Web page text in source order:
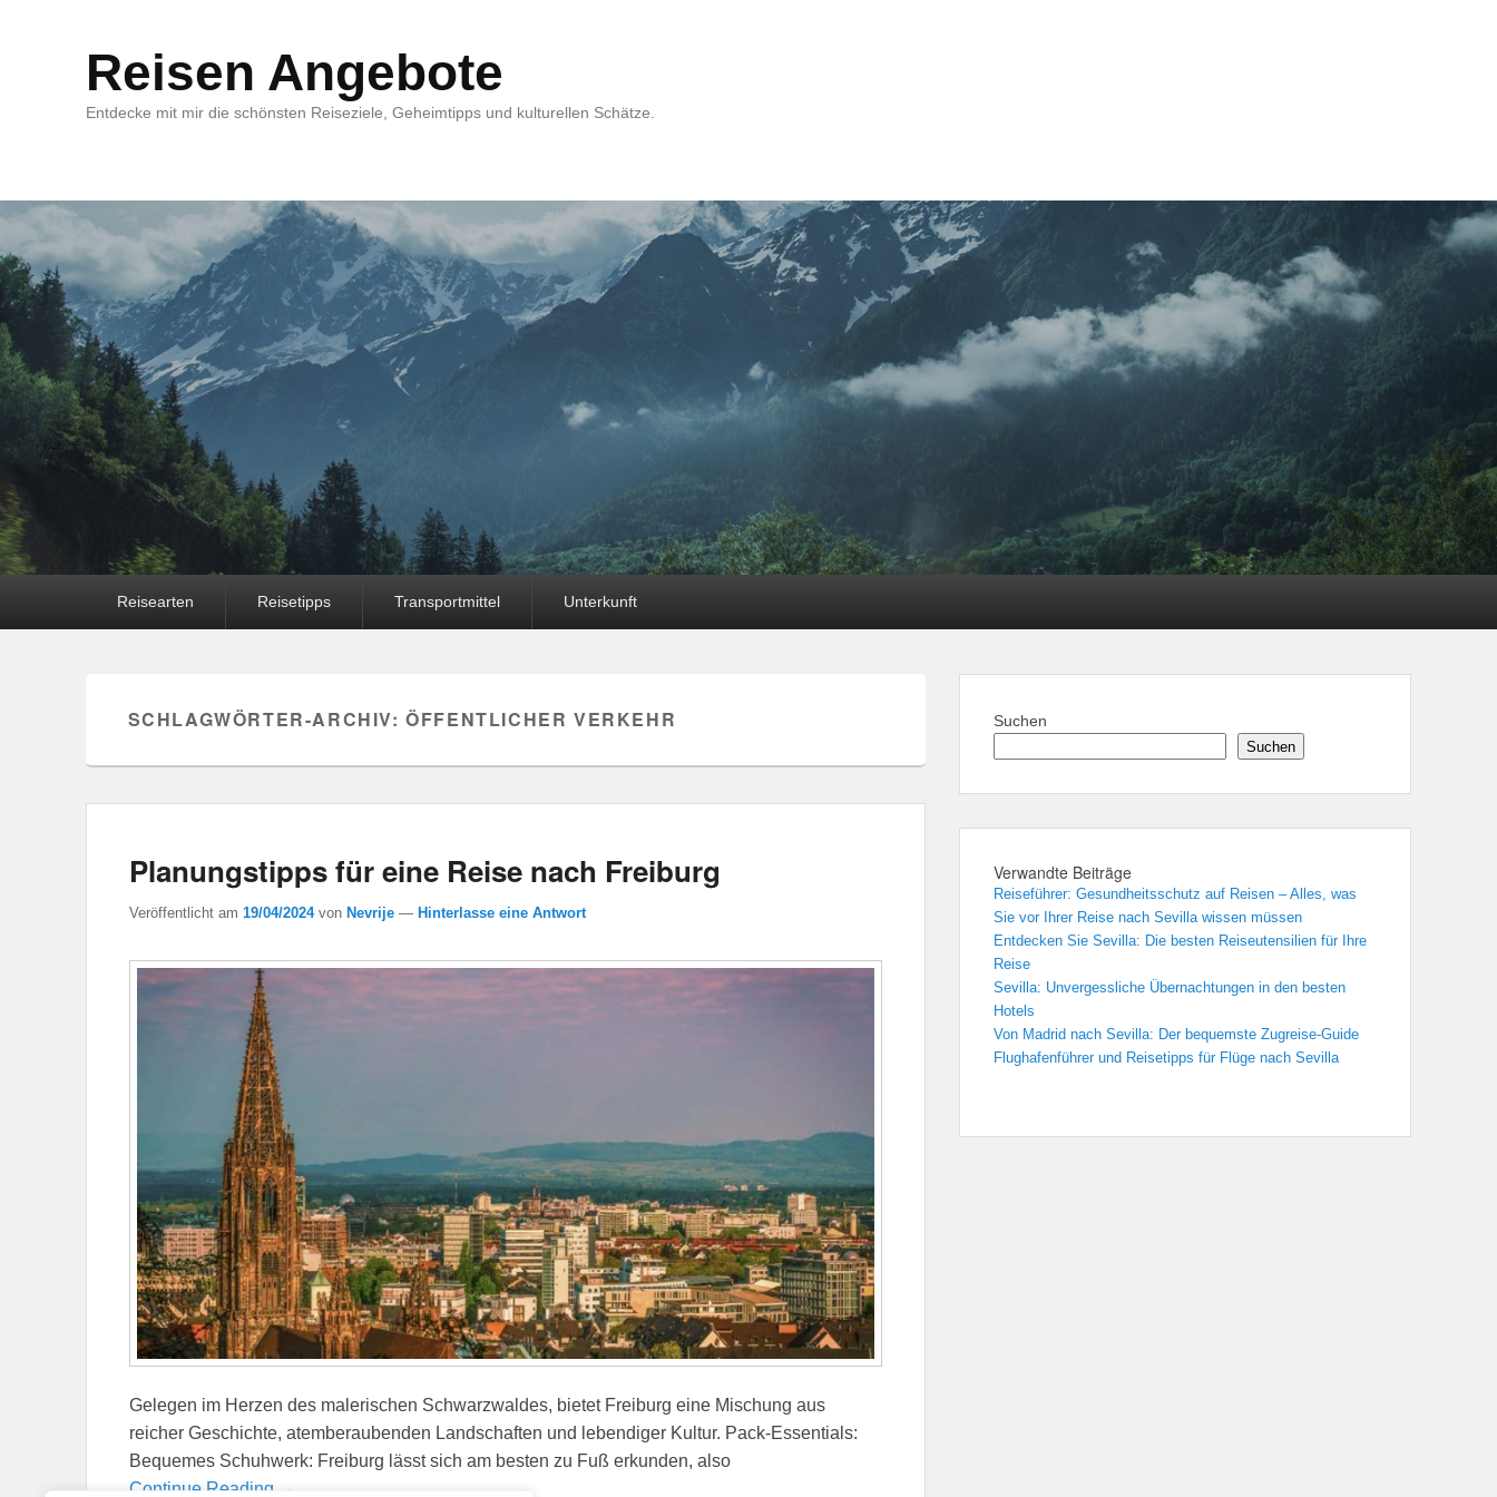
Reisen Angebote
Entdecke mit mir die schönsten Reiseziele, Geheimtipps und kulturellen Schätze.
Reisearten Reisetipps Transportmittel Unterkunft
SCHLAGWÖRTER-ARCHIV:ÖFFENTLICHER VERKEHR
Planungstipps für eine Reise nach Freiburg
Veröffentlicht am 19/04/2024 von Nevrije — Hinterlasse eine Antwort
Gelegen im Herzen des malerischen Schwarzwaldes, bietet Freiburg eine Mischung aus
reicher Geschichte, atemberaubenden Landschaften und lebendiger Kultur. Pack-Essentials:
Bequemes Schuhwerk: Freiburg lässt sich am besten zu Fuß erkunden, also
Continue Reading →
Suchen
Suchen
Verwandte Beiträge
Reiseführer: Gesundheitsschutz auf Reisen – Alles, was
Sie vor Ihrer Reise nach Sevilla wissen müssen
Entdecken Sie Sevilla: Die besten Reiseutensilien für Ihre
Reise
Sevilla: Unvergessliche Übernachtungen in den besten
Hotels
Von Madrid nach Sevilla: Der bequemste Zugreise-Guide
Flughafenführer und Reisetipps für Flüge nach Sevilla